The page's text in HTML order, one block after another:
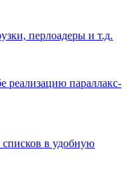
перлоадеры и т.д.
реализацию параллакс-
в удобную